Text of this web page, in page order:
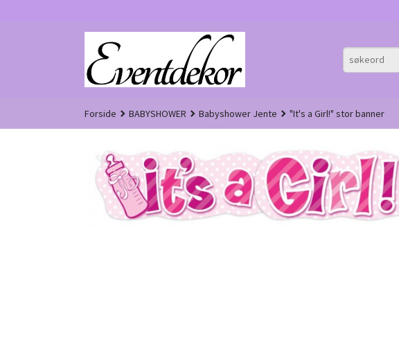
Forside BABYSHOWER Babyshower Jente "It's a Girl!" stor banner